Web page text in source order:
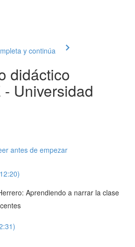
y continúa
didáctico
Universidad
antes de empezar
Aprendiendo a narrar la clase